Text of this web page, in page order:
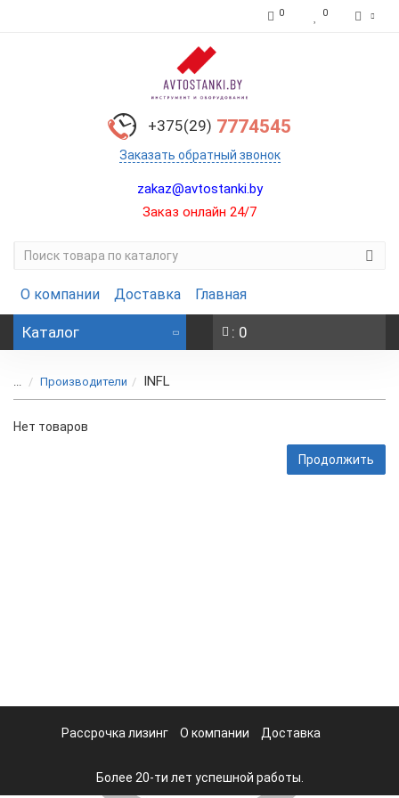
0 0
+375(29) 7774545
Заказать обратный звонок
zakaz@avtostanki.by
Заказ онлайн 24/7
О компании Доставка Главная
Каталог : 0
... Производители INFL
Нет товаров
Продолжить
Рассрочка лизинг О компании Доставка
Более 20-ти лет успешной работы.